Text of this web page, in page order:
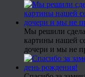
Мы решили
картины нашей
дочери и мы не